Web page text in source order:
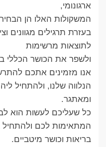
ארגונומי,
המשקולות האלו הן
בעזרת תרגילים מגוונים
לתוצאות מרשימות
ולשפר את הכושר הכללי
אנו מזמינים אתכם
הנלווה שלנו, ולהתחיל
ומאתגר.
כל שעליכם לעשות הוא
המתאימות לכם
בריאות וכושר מיטביים.